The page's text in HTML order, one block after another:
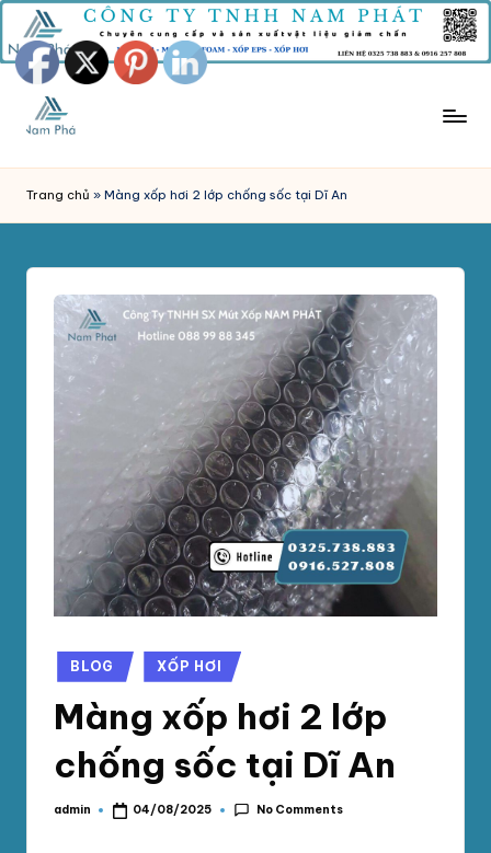
Skip
to
content
Ú
T
X
Tnhh
Nam
chuyên
foam,
chống
Bình
Trang chủ » Màng xốp hơi 2 lớp chống sốc tại Dĩ An
Posted
in
BLOG XỐP HƠI
Màng xốp hơi 2 lớp
chống sốc tại Dĩ An
Posted
admin 04/08/2025 No Comments